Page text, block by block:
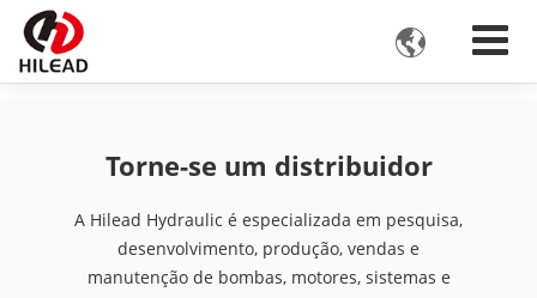

Torne-se um distribuidor
A Hilead Hydraulic é especializada em pesquisa,
desenvolvimento, produção, vendas e
manutenção de bombas, motores, sistemas e